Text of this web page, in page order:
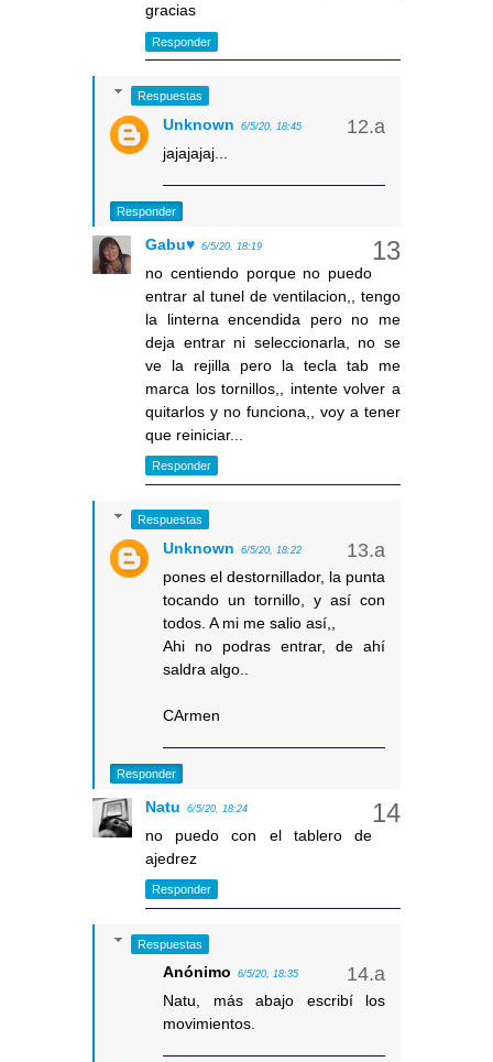
gracias
Responder
Respuestas
Unknown 6/5/20, 18:45
jajajajaj...
Responder
Gabu♥ 6/5/20, 18:19
no centiendo porque no puedo
entrar al tunel de ventilacion,, tengo
la linterna encendida pero no me
deja entrar ni seleccionarla, no se
ve la rejilla pero la tecla tab me
marca los tornillos,, intente volver a
quitarlos y no funciona,, voy a tener
que reiniciar...
Responder
Respuestas
Unknown 6/5/20, 18:22
pones el destornillador, la punta
tocando un tornillo, y así con
todos. A mi me salio así,,
Ahi no podras entrar, de ahí
saldra algo..
CArmen
Responder
Natu 6/5/20, 18:24
no puedo con el tablero de
ajedrez
Responder
Respuestas
Anónimo 6/5/20, 18:35
Natu, más abajo escribí los
movimientos.